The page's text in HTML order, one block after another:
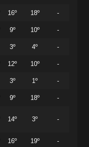
16º 18º -
9º 10º -
3º 4º -
12º 10º -
3º 1º -
9º 18º -
14º 3º -
16º 19º -